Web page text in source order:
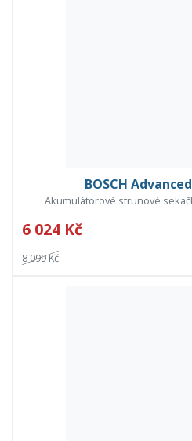
BOSCH
Akumulátorové strunové
6 024 Kč
8 099 Kč